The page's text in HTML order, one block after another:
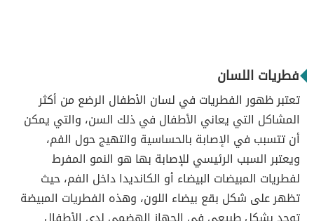
فطريات اللسان
تعتبر ظهور الفطريات في لسان الأطفال الرضع من أكثر
المشاكل التي يعاني الأطفال في ذلك السن، والتي يمكن
أن تتسبب في الإصابة بالحساسية والتهيج حول الفم،
ويعتبر السبب الرئيسي للإصابة بها هو النمو المفرط
لفطريات المبيضات البيضاء أو الكانديدا داخل الفم، حيث
تظهر على شكل بقع بيضاء اللون، وهذه الفطريات المبيضة